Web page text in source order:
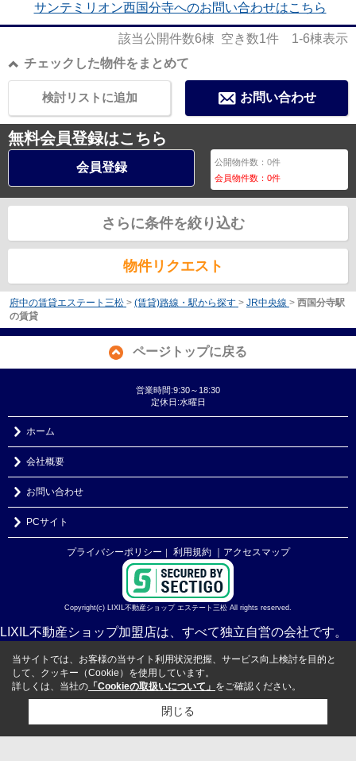
サンテミリオン西国分寺へのお問い合わせはこちら
該当公開件数6棟 空き数1件 1-6棟表示
チェックした物件をまとめて
お問い合わせ
検討リストに追加
無料会員登録はこちら
会員登録 公開物件数：0件
会員物件数：0件
さらに条件を絞り込む
物件リクエスト
府中の賃貸エステート三松 > (賃貸)路線・駅から探す > JR中央線 > 西国分寺駅
の賃貸
ページトップに戻る
営業時間:9:30～18:30
定休日:水曜日
ホーム
会社概要
お問い合わせ
PCサイト
プライバシーポリシー ｜ 利用規約 ｜アクセスマップ
Copyright(c) LIXIL不動産ショップ エステート三松 All rights reserved.
LIXIL不動産ショップ加盟店は、すべて独立自営の会社です。
当サイトでは、お客様の当サイト利用状況把握、サービス向上検討を目的と
して、クッキー（Cookie）を使用しています。
詳しくは、当社の 「Cookieの取扱いについて」 をご確認ください。
閉じる